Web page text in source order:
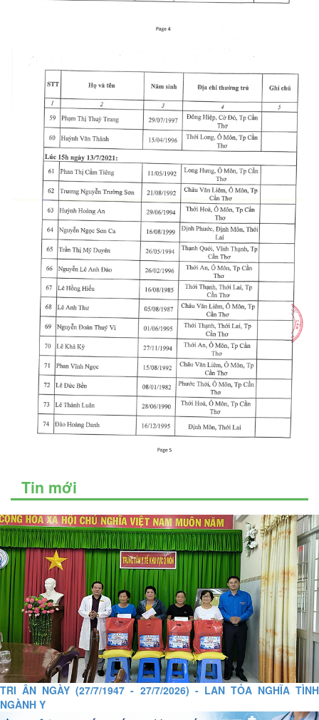
Tin mới
TRI ÂN NGÀY (27/7/1947 - 27/7/2026) - LAN TỎA NGHĨA TÌNH
NGÀNH Y